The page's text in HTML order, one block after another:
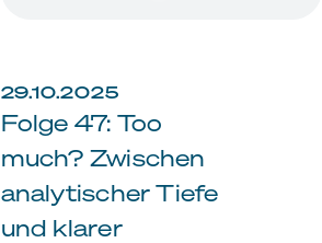
29.10.2025
Folge 47: Too
much? Zwischen
analytischer Tiefe
und klarer